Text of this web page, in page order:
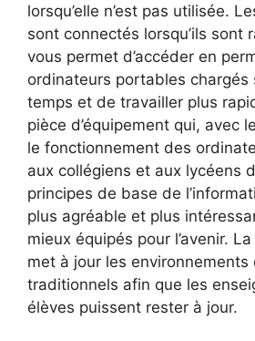
lorsqu’elle n’est pas utilisée.
sont connectés lorsqu’ils sont
vous permet d’accéder en
ordinateurs portables chargés
temps et de travailler plus
pièce d’équipement qui, avec
le fonctionnement des
aux collégiens et aux lycéens
principes de base de
plus agréable et plus
mieux équipés pour l’avenir.
met à jour les environnements
traditionnels afin que les
élèves puissent rester à jour.